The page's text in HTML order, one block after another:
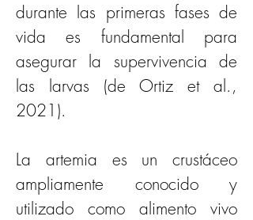
durante las primeras fases de
vida es fundamental para
asegurar la supervivencia de
las larvas (de Ortiz et al.,
2021).
La artemia es un crustáceo
ampliamente conocido y
utilizado como alimento vivo